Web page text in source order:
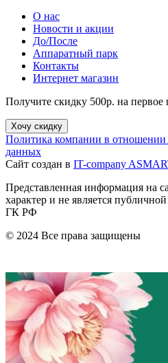
О нас
Новости и акции
До/После
Аппаратный парк
Контакты
Интернет магазин
Получите скидку 500р. на первое
Хочу скидку
Политика компании в отношении
данных
Сайт создан в IT-company
Представленная информация на
характер и не является
ГК РФ
© 2024 Все права защищены